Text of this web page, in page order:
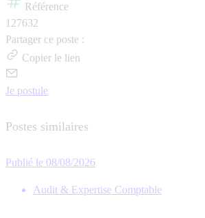
Référence
127632
Partager ce poste :
Copier le lien
Je postule
Postes similaires
Publié le 08/08/2026
Audit & Expertise Comptable